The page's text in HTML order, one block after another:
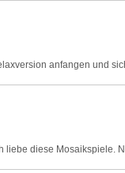
anfangen und
liebe diese Mosaikspiele.